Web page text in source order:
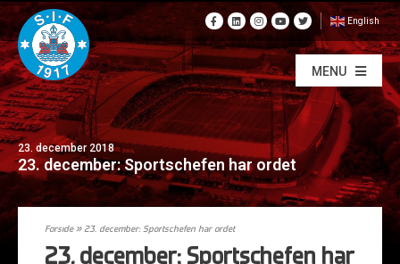
English
MENU
23. december 2018
23. december: Sportschefen har ordet
Forside»23. december: Sportschefen har ordet
23. december: Sportschefen har